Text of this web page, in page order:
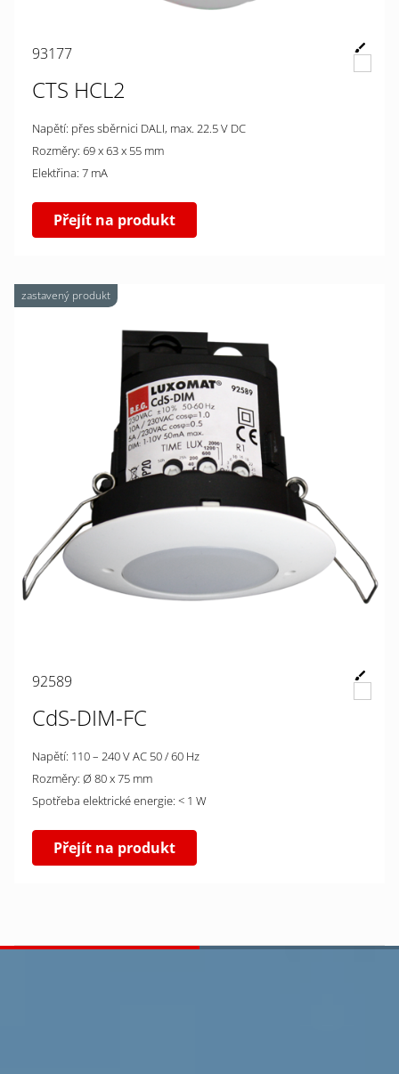
93177
CTS HCL2
Napětí: přes sběrnici DALI, max. 22.5 V DC
Rozměry: 69 x 63 x 55 mm
Elektřina: 7 mA
Přejít na produkt
zastavený produkt
92589
CdS-DIM-FC
Napětí: 110 – 240 V AC 50 / 60 Hz
Rozměry: Ø 80 x 75 mm
Spotřeba elektrické energie: < 1 W
Přejít na produkt